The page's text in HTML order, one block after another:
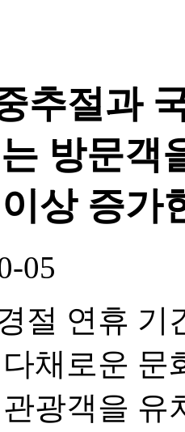
추절과
방문객
상 증가
05
절 연휴 기
채로운 문
광객을